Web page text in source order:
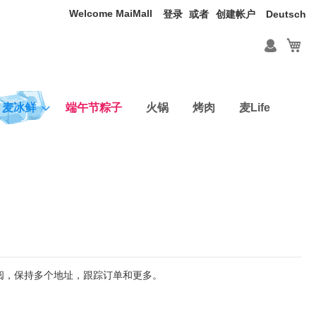
语
Deutsch
Welcome MaiMall 登录 创建帐户
麦冰鲜 端午节粽子 火锅 烤肉 麦Life
保持多个地址，跟踪订单和更多。